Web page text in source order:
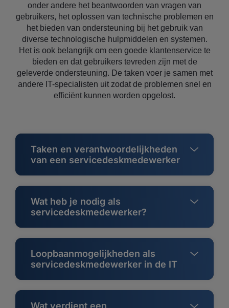
onder andere het beantwoorden van vragen van
gebruikers, het oplossen van technische problemen en
het bieden van ondersteuning bij het gebruik van
diverse technologische hulpmiddelen en systemen.
Het is ook belangrijk om een goede klantenservice te
bieden en dat gebruikers tevreden zijn met de
geleverde ondersteuning. De taken voer je samen met
andere IT-specialisten uit zodat de problemen snel en
efficiënt kunnen worden opgelost.
Taken en verantwoordelijkheden
van een servicedeskmedewerker
Wat heb je nodig als
servicedeskmedewerker?
Loopbaanmogelijkheden als
servicedeskmedewerker in de IT
Wat verdient een